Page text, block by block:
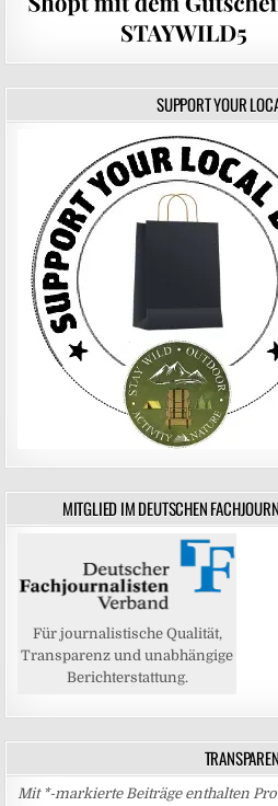
SUPPORT YOUR
MITGLIED IM DEUTSCHEN
Für journalistische Qualität,
Transparenz und unabhängige
Berichterstattung.
Mit *-markierte Beiträge enthalten